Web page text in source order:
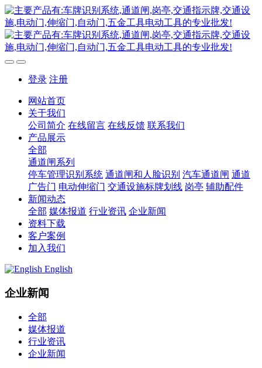
登录 注册
网站首页
关于我们
公司简介 在线留言 在线反馈 联系我们
产品展示
全部
通道闸系列
停车管理识别系统 通道闸和人脸识别 汽车通道闸 通道
广告门 电动伸缩门 交通设施标牌划线 岗亭 辅助配件
新闻动态
全部 媒体报道 行业资讯 企业新闻
资料下载
客户案例
加入我们
English
企业新闻
全部
媒体报道
行业资讯
企业新闻